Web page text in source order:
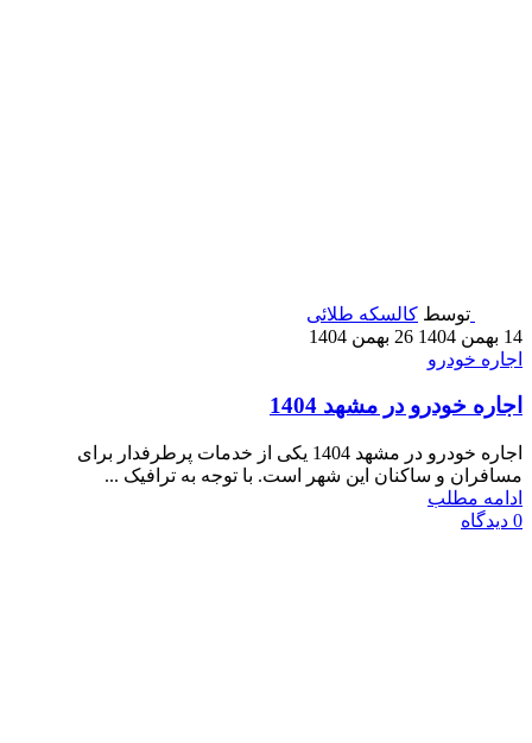
توسط کالسکه طلائی
14 بهمن 1404
26 بهمن 1404
اجاره خودرو
اجاره خودرو در مشهد 1404
اجاره خودرو در مشهد 1404 یکی از خدمات پرطرفدار برای
مسافران و ساکنان این شهر است. با توجه به ترافیک ...
ادامه مطلب
0 دیدگاه